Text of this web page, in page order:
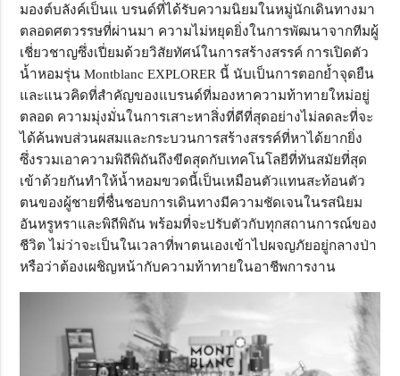
มองต์บลังค์เป็นแ บรนด์ที่ได้รับความนิยมในหมู่นักเดินทางมา
ตลอดศตวรรษที่ผ่านมา ความไม่หยุดยิ่งในการพัฒนาจากทีมผู้
เชี่ยวชาญซึ่งเปี่ยมด้วยวิสัยทัศน์ในการสร้างสรรค์ การเปิดตัว
น้ำหอมรุ่น Montblanc EXPLORER นี้ นับเป็นการตอกย้ำจุดยืน
และแนวคิดที่สำคัญของแบรนด์ที่มองหาความท้าทายใหม่อยู่
ตลอด ความมุ่งมั่นในการเสาะหาสิ่งที่ดีที่สุดอย่างไม่ลดละที่จะ
ได้ค้นพบส่วนผสมและกระบวนการสร้างสรรค์ที่หาได้ยากยิ่ง
ซึ่งรวมเอาความพิถีพิถันถึงขีดสุดกับเทคโนโลยีที่ทันสมัยที่สุด
เข้าด้วยกันทำให้น้ำหอมขวดนี้เป็นเหมือนตัวแทนสะท้อนตัว
ตนของผู้ชายที่ชื่นชอบการเดินทางมีความชัดเจนในรสนิยม
อันหรูหราและพิถีพิถัน พร้อมที่จะปรับตัวกับทุกสถานการณ์ของ
ชีวิต ไม่ว่าจะเป็นในเวลาที่พาตนเองเข้าไปผจญภัยอยู่กลางป่า
หรือว่าต้องเผชิญหน้ากับความท้าทายในอาชีพการงาน